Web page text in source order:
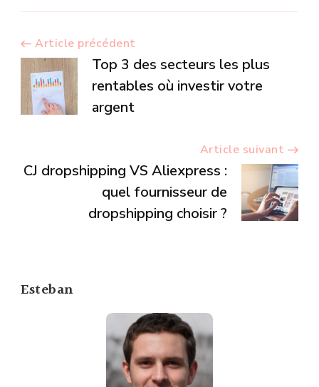
Navigation
d’article
Article précédent
Top 3 des secteurs les plus
rentables où investir votre
argent
Article suivant
CJ dropshipping VS Aliexpress :
quel fournisseur de
dropshipping choisir ?
Esteban